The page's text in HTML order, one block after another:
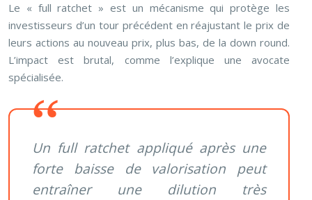
Le « full ratchet » est un mécanisme qui protège les
investisseurs d’un tour précédent en réajustant le prix de
leurs actions au nouveau prix, plus bas, de la down round.
L’impact est brutal, comme l’explique une avocate
spécialisée.
Un full ratchet appliqué après une
forte baisse de valorisation peut
entraîner une dilution très